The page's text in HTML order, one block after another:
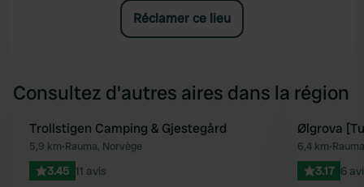
Réclamer ce lieu
Consultez d'autres aires dans la région
Préféré
Trollstigen Camping & Gjestegård
5,9 km•Rauma, Norvège
3.45 11 avis
Ølgrova
6,4 km•
3.17 6